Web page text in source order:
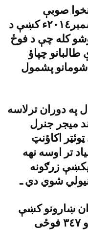
صوبې
دارالحکومت پيښور کښې دسمبر٢٠١٤ء کښې د
کله چې د فوځ
چپاؤ
کښې چې د ١٣٤ ماشومانو پشمول
په دوران ترلاسه
ميجر جنرل
اکاؤنټ
تر اوسه نهه
زرګونه
شوي دي ـ
ښارونو کښې
٢١٨ ترهه ګر مړۀ شول (او) او ٣٤٧ فوځى